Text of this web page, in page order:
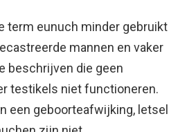
term eunuch minder gebruikt
mannen en vaker
beschrijven die geen
testikels niet functioneren.
een geboorteafwijking, letsel